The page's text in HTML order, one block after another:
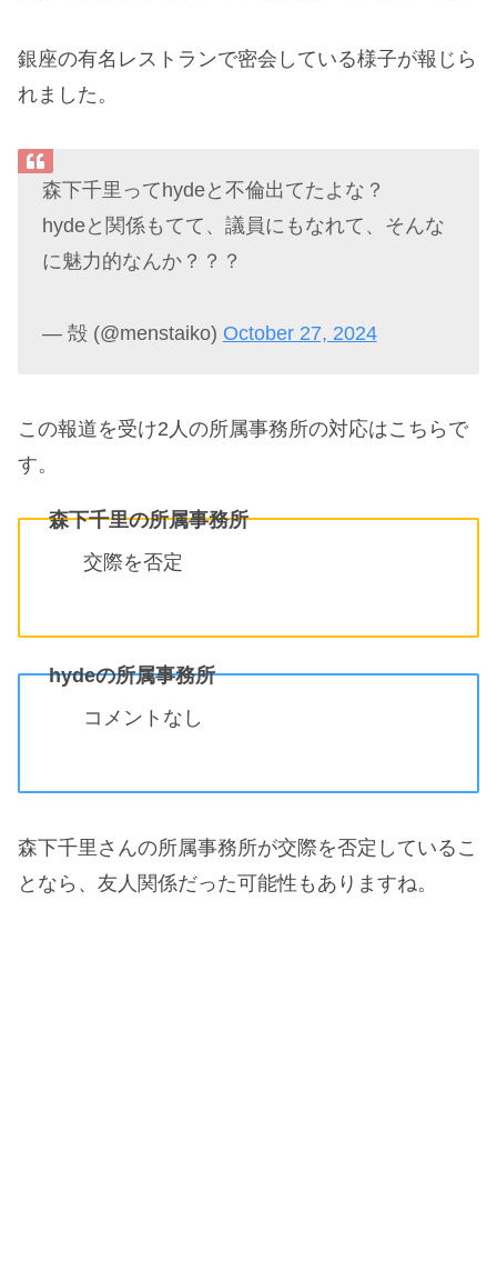
銀座の有名レストランで密会している様子が報じら
れました。
森下千里ってhydeと不倫出てたよな？
hydeと関係もてて、議員にもなれて、そんな
に魅力的なんか？？？
— 殻 (@menstaiko) October 27, 2024
この報道を受け2人の所属事務所の対応はこちらで
す。
森下千里の所属事務所
交際を否定
hydeの所属事務所
コメントなし
森下千里さんの所属事務所が交際を否定しているこ
となら、友人関係だった可能性もありますね。